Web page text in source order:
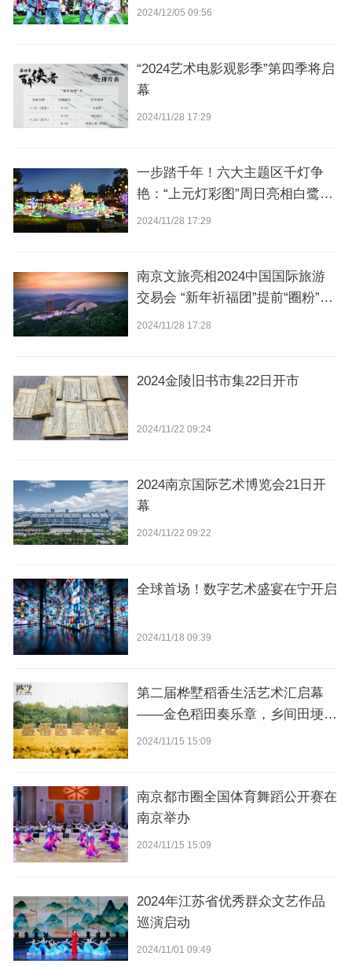
2024/12/05 09:56
“2024艺术电影观影季”第四季将启
幕
2024/11/28 17:29
一步踏千年！六大主题区千灯争
艳：“上元灯彩图”周日亮相白鹭洲
公园
2024/11/28 17:29
南京文旅亮相2024中国国际旅游
交易会 “新年祈福团”提前“圈粉”境
外游客
2024/11/28 17:28
2024金陵旧书市集22日开市
2024/11/22 09:24
2024南京国际艺术博览会21日开
幕
2024/11/22 09:22
全球首场！数字艺术盛宴在宁开启
2024/11/18 09:39
第二届桦墅稻香生活艺术汇启幕
——金色稻田奏乐章，乡间田埂赛
骑行
2024/11/15 15:09
南京都市圈全国体育舞蹈公开赛在
南京举办
2024/11/15 15:09
2024年江苏省优秀群众文艺作品
巡演启动
2024/11/01 09:49